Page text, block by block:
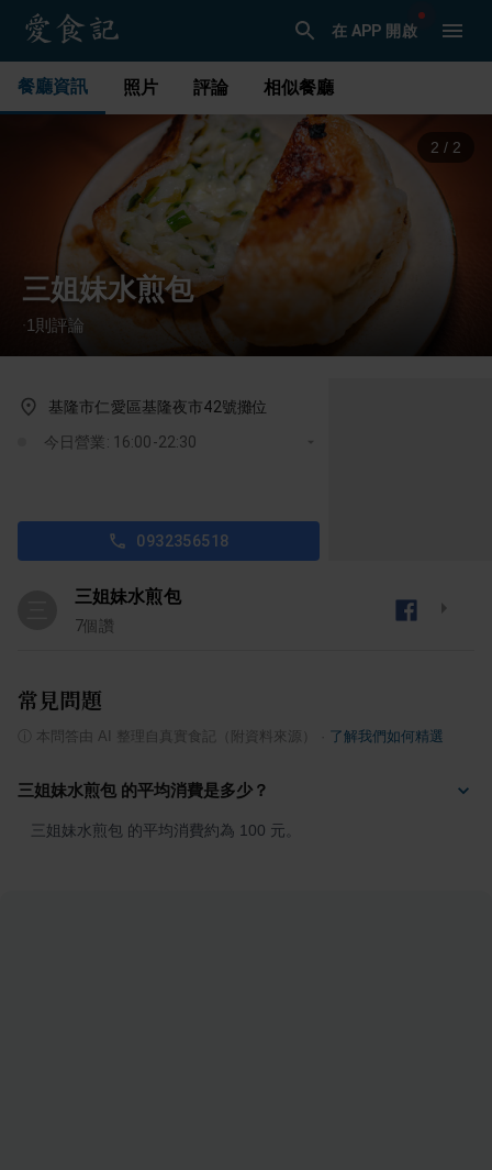
在 APP 開啟
餐廳資訊 照片 評論 相似餐廳
2 / 2
三姐妹水煎包
·1 則評論
基隆市仁愛區基隆夜市42號攤位
今日營業: 16:00-22:30
0932356518
三姐妹水煎包
7個讚
常見問題
本問答由 AI 整理自真實食記（附資料來源） 了解我們如何精選
三姐妹水煎包 的平均消費是多少？
三姐妹水煎包 的平均消費約為 100 元。